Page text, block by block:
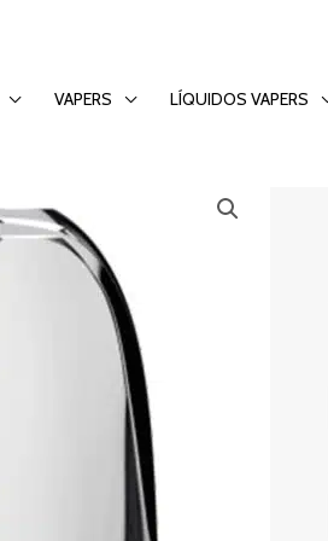
VAPERS LÍQUIDOS VAPERS
– Voopoo